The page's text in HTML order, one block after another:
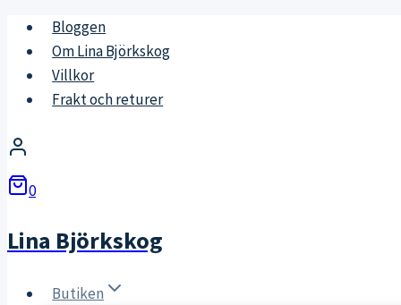
Skip
content
Bloggen
Om Lina Björkskog
Villkor
Frakt och returer
0
Lina Björkskog
Butiken